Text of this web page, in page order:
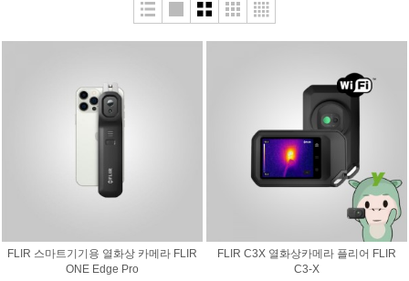
FLIR 스마트기기용 열화상 카메라 FLIR
ONE Edge Pro
FLIR C3X 열화상카메라 플리어 FLIR
C3-X